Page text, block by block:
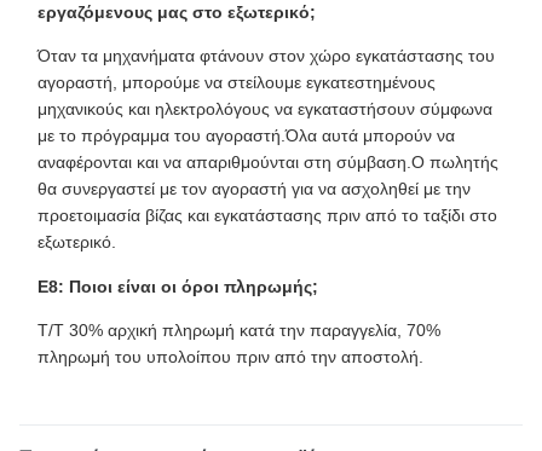
εργαζόμενους μας στο εξωτερικό;
Όταν τα μηχανήματα φτάνουν στον χώρο εγκατάστασης του
αγοραστή, μπορούμε να στείλουμε εγκατεστημένους
μηχανικούς και ηλεκτρολόγους να εγκαταστήσουν σύμφωνα
με το πρόγραμμα του αγοραστή.Όλα αυτά μπορούν να
αναφέρονται και να απαριθμούνται στη σύμβαση.Ο πωλητής
θα συνεργαστεί με τον αγοραστή για να ασχοληθεί με την
προετοιμασία βίζας και εγκατάστασης πριν από το ταξίδι στο
εξωτερικό.
Ε8: Ποιοι είναι οι όροι πληρωμής;
T/T 30% αρχική πληρωμή κατά την παραγγελία, 70%
πληρωμή του υπολοίπου πριν από την αποστολή.